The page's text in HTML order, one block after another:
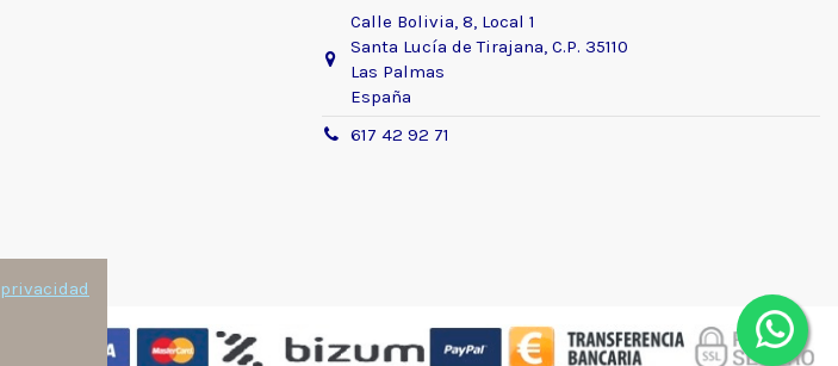
Calle Bolivia, 8, Local 1
Santa Lucía de Tirajana, C.P. 35110
Las Palmas
España
617 42 92 71